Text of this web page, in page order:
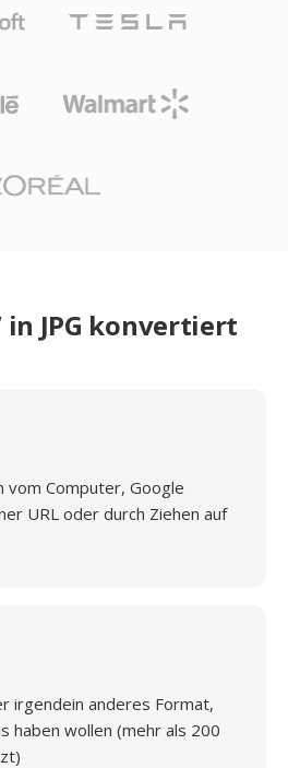
in JPG konvertiert
vom Computer, Google
URL oder durch Ziehen auf
irgendein anderes Format,
haben wollen (mehr als 200